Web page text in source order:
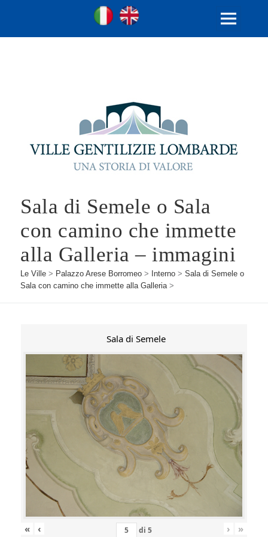
Ville Gentilizie Lombarde
Ita
MENU
Sala di Semele o Sala
con camino che immette
alla Galleria – immagini
Le Ville > Palazzo Arese Borromeo > Interno >Sala di Semele o
Sala con camino che immette alla Galleria>
Sala di Semele
« ‹ di 5 › »